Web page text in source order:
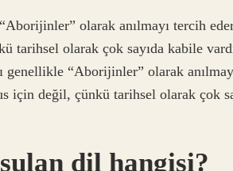
olarak anılmayı tercih
tarihsel olarak çok sayıda kabile
genellikle “Aborijinler” olarak
için değil, çünkü tarihsel olarak çok
dil hangisi?